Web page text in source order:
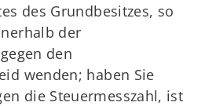
des Grundbesitzes, so
der
den
wenden; haben Sie
die Steuermesszahl, ist